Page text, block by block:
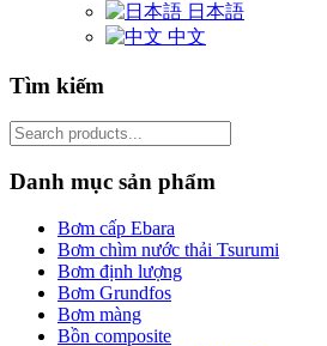
日本語
中文
Tìm kiếm
Search
for:
Danh mục sản phẩm
Bơm cấp Ebara
Bơm chìm nước thải Tsurumi
Bơm định lượng
Bơm Grundfos
Bơm màng
Bồn composite